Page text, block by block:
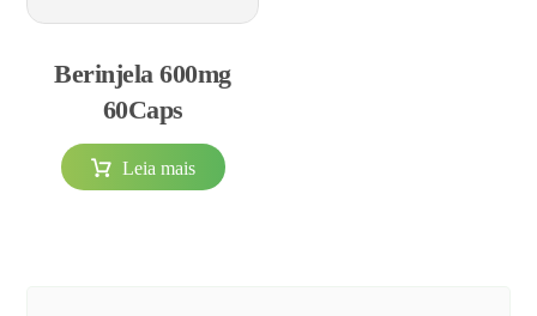
Berinjela 600mg
60Caps
Leia mais